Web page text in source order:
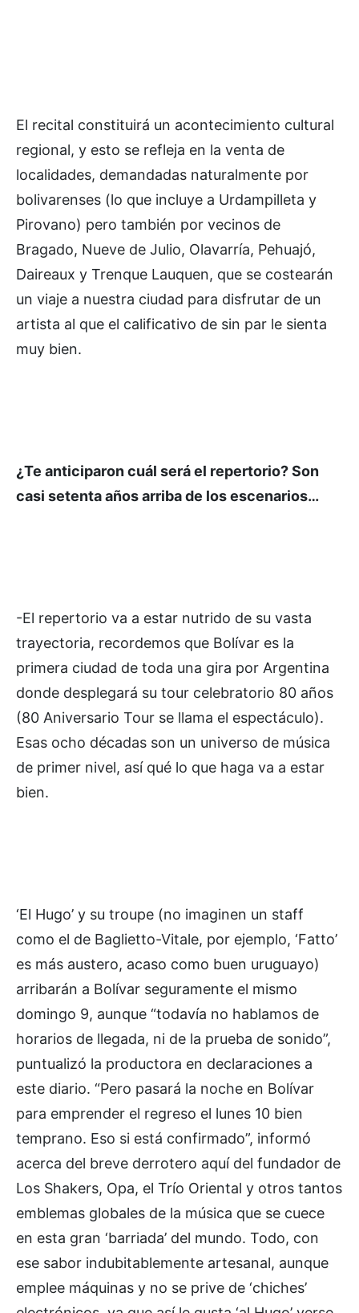
El recital constituirá un acontecimiento cultural
regional, y esto se refleja en la venta de
localidades, demandadas naturalmente por
bolivarenses (lo que incluye a Urdampilleta y
Pirovano) pero también por vecinos de
Bragado, Nueve de Julio, Olavarría, Pehuajó,
Daireaux y Trenque Lauquen, que se costearán
un viaje a nuestra ciudad para disfrutar de un
artista al que el calificativo de sin par le sienta
muy bien.
¿Te anticiparon cuál será el repertorio? Son
casi setenta años arriba de los escenarios…
-El repertorio va a estar nutrido de su vasta
trayectoria, recordemos que Bolívar es la
primera ciudad de toda una gira por Argentina
donde desplegará su tour celebratorio 80 años
(80 Aniversario Tour se llama el espectáculo).
Esas ocho décadas son un universo de música
de primer nivel, así qué lo que haga va a estar
bien.
‘El Hugo’ y su troupe (no imaginen un staff
como el de Baglietto-Vitale, por ejemplo, ‘Fatto’
es más austero, acaso como buen uruguayo)
arribarán a Bolívar seguramente el mismo
domingo 9, aunque “todavía no hablamos de
horarios de llegada, ni de la prueba de sonido”,
puntualizó la productora en declaraciones a
este diario. “Pero pasará la noche en Bolívar
para emprender el regreso el lunes 10 bien
temprano. Eso si está confirmado”, informó
acerca del breve derrotero aquí del fundador de
Los Shakers, Opa, el Trío Oriental y otros tantos
emblemas globales de la música que se cuece
en esta gran ‘barriada’ del mundo. Todo, con
ese sabor indubitablemente artesanal, aunque
emplee máquinas y no se prive de ‘chiches’